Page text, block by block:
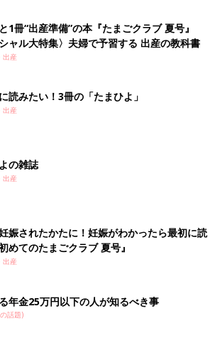
1冊“出産準備”の本『たまごクラブ 夏号』
シャル大特集〉夫婦で予習する 出産の教科書
出産
読みたい！3冊の「たまひよ」
出産
の雑誌
出産
娠されたかたに！妊娠がわかったら最初に読
めてのたまごクラブ 夏号』
出産
年金25万円以下の人が知るべき事
話題)